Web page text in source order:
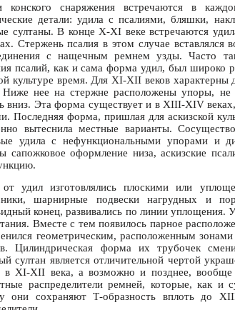
конского снаряжения встречаются в
детали: удила с псалиями, бляшки,
султаны. В конце X-XI веке встречаются
Стержень псалия в этом случае вставлялся
с нащечным ремнем узды. Часто
псалий, как и сама форма удил, был широко
культуре время. Для XI-XII веков
Ниже нее на стержне расположены упоры,
вниз. Эта форма существует и в XIII-XIV
Последняя форма, пришлая для аскизской
вытеснила местные варианты.
удила с нефункциональными упорами и
сапожковое оформление низа, аскизские
от удил изготовлялись плоскими или
шарнирные подвески нагрудных и
конец, развивались по линии уплощения.
Вместе с тем появилось парное
геометрическим, расположенным
Цилиндрическая форма их трубочек
султан является отличительной чертой
в XI-XII века, а возможно и позднее,
распределители ремней, которые, как
они сохраняют Т-образность вплоть до